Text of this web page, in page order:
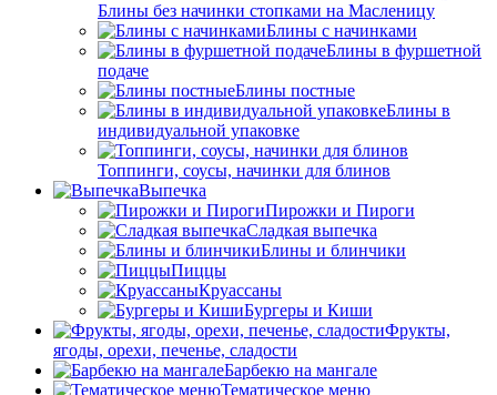
Блины без начинки стопками на Масленицу
Блины с начинками
Блины в фуршетной
подаче
Блины постные
Блины в
индивидуальной упаковке
Топпинги, соусы, начинки для блинов
Выпечка
Пирожки и Пироги
Сладкая выпечка
Блины и блинчики
Пиццы
Круасcаны
Бургеры и Киши
Фрукты,
ягоды, орехи, печенье, сладости
Барбекю на мангале
Тематическое меню